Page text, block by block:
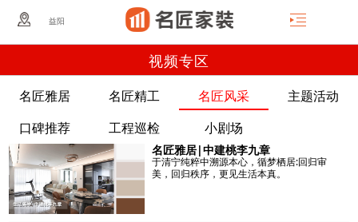
益阳
视频专区
名匠雅居 名匠精工 名匠风采
主题活动
口碑推荐
工程巡检 小剧场
名匠雅居|中建桃李九章
于清宁纯粹中溯源本心，循梦栖居:回归审
美，回归秩序，更见生活本真。